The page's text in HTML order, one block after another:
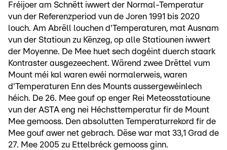
Fréijoer am Schnëtt iwwert der Normal-Temperatur
vun der Referenzperiod vun de Joren 1991 bis 2020
louch. Am Abrëll louchen d'Temperaturen, mat Ausnam
vun der Statioun zu Kënzeg, op alle Statiounen iwwert
der Moyenne. De Mee huet sech dogéint duerch staark
Kontraster ausgezeechent. Wärend zwee Drëttel vum
Mount méi kal waren ewéi normalerweis, waren
d'Temperaturen Enn des Mounts aussergewéinlech
héich. De 26. Mee gouf op enger Rei Meteosstatioune
vun der ASTA eng nei Héchsttemperatur fir de Mount
Mee gemooss. Den absolutten Temperaturrekord fir de
Mee gouf awer net gebrach. Dëse war mat 33,1 Grad de
27. Mee 2005 zu Ettelbréck gemooss ginn.